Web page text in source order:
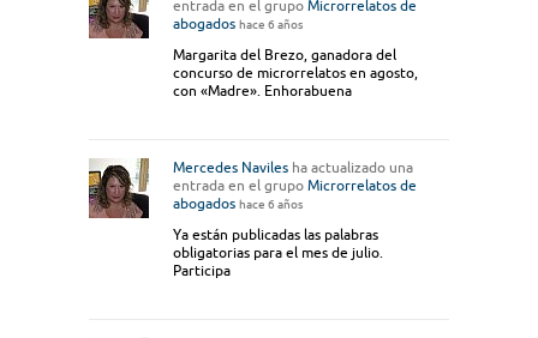
entrada en el grupo Microrrelatos de
abogados hace 6 años
Margarita del Brezo, ganadora del
concurso de microrrelatos en agosto,
con «Madre». Enhorabuena
Mercedes Naviles ha actualizado una
entrada en el grupo Microrrelatos de
abogados hace 6 años
Ya están publicadas las palabras
obligatorias para el mes de julio.
Participa